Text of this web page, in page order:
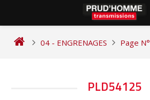
04 - ENGRENAGES Page
PLD54125